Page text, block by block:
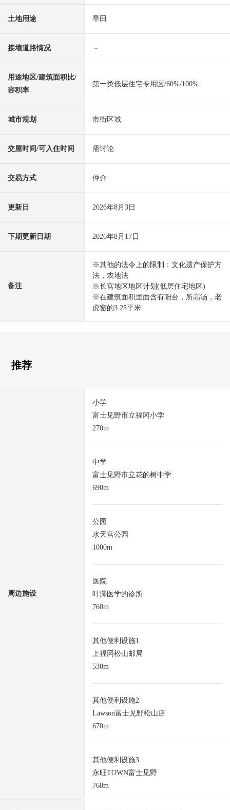
土地用途 旱田
接壤道路情况 －
用途地区/建筑面积比/
容积率
第一类低层住宅专用区/60%/100%
城市规划 市街区域
交屋时间/可入住时间 需讨论
交易方式 仲介
更新日 2026年8月3日
下期更新日期 2026年8月17日
备注
※其他的法令上的限制：文化遗产保护方
法，农地法
※长宫地区地区计划(低层住宅地区)
※在建筑面积里面含有阳台，所高汤，老
虎窗的3.25平米
推荐
周边施设
小学
富士见野市立福冈小学
270m
中学
富士见野市立花的树中学
690m
公园
水天宫公园
1000m
医院
叶澤医学的诊所
760m
其他便利设施1
上福冈松山邮局
530m
其他便利设施2
Lawson富士见野松山店
670m
其他便利设施3
永旺TOWN富士见野
760m